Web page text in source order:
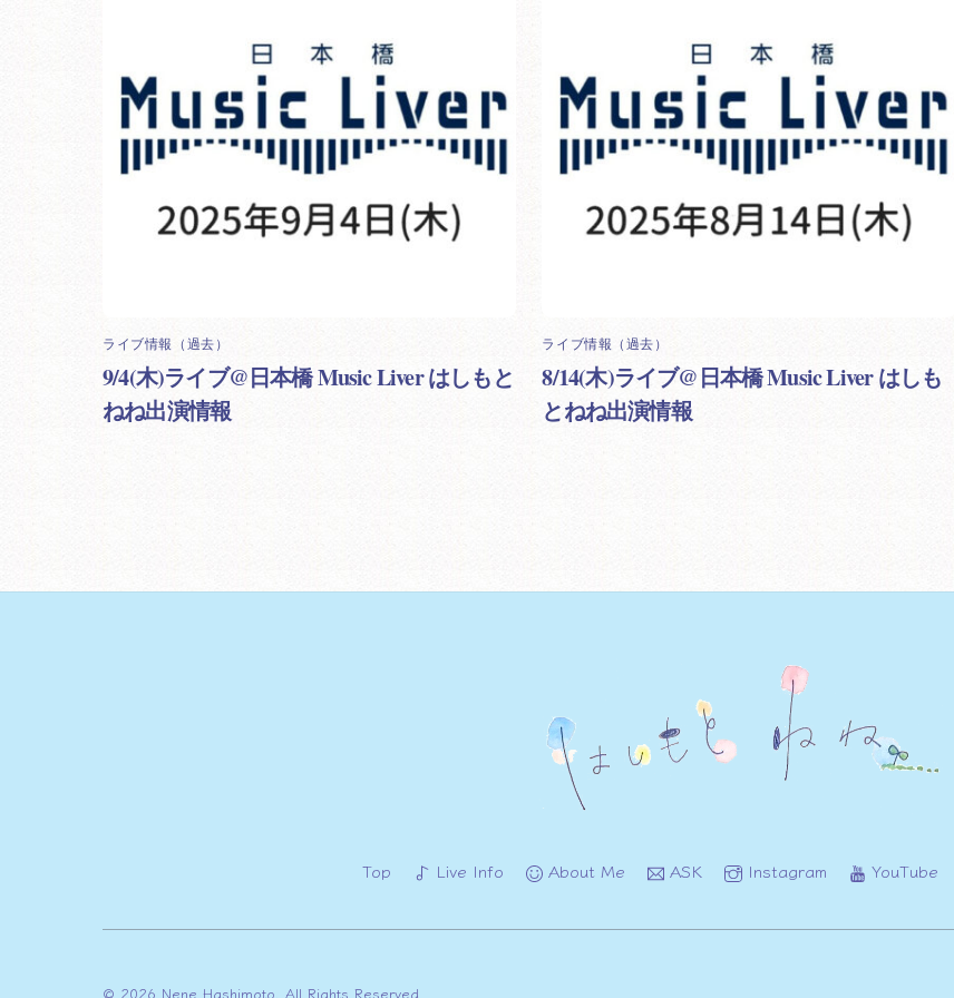
ライブ情報（過去）
9/4(木)ライブ@日本橋 Music Liver はしもと
ねね出演情報
ライブ情報（過去）
8/14(木)ライブ@日本橋 Music Liver はしも
とねね出演情報
Top Live Info About Me ASK Instagram YouTube
© 2026 Nene Hashimoto. All Rights Reserved